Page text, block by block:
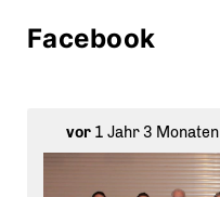
Facebook
vor1 Jahr 3 Monaten